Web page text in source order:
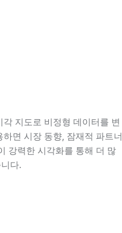
지도로 비정형 데이터를 변
면 시장 동향, 잠재적 파트너
강력한 시각화를 통해 더 많
다.